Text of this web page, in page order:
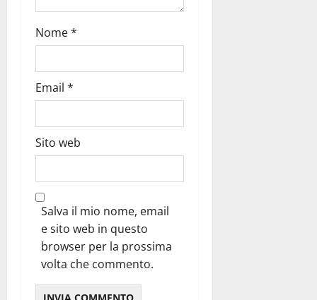
Nome*
Email *
Sito web
Salva il mio nome, email
e sito web in questo
browser per la prossima
volta che commento.